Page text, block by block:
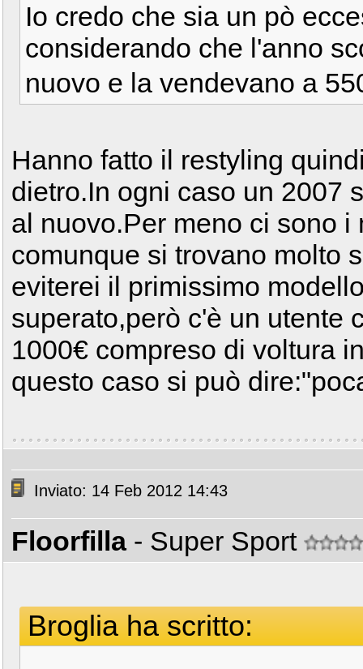
Io credo che sia un pò
considerando che l'anno
nuovo e la vendevano a
Hanno fatto il restyling
dietro.In ogni caso un 2007
al nuovo.Per meno ci sono
comunque si trovano molto
eviterei il primissimo
superato,però c'è un utente
1000€ compreso di voltura
questo caso si può
Inviato: 14 Feb 2012 14:43
Floorfilla - Super Sport
Broglia ha scritto: